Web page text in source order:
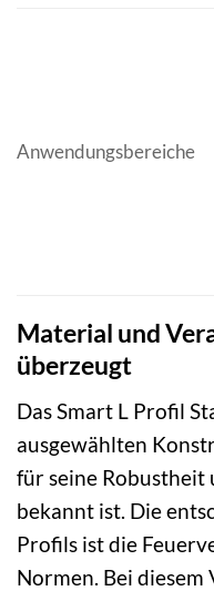
Anwendungsbereiche
Material und
überzeugt
Das Smart L Profil
ausgewählten
für seine
bekannt ist. Die
Profils ist die
Normen. Bei